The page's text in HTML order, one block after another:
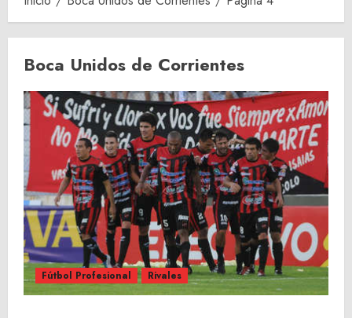
Boca Unidos de Corrientes
Fútbol Profesional Rivales